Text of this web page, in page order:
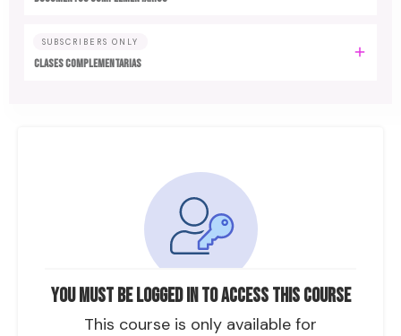
You must be logged in to access this course
This course is only available for
SUBSCRIBERS ONLY
CLASES COMPLEMENTARIAS